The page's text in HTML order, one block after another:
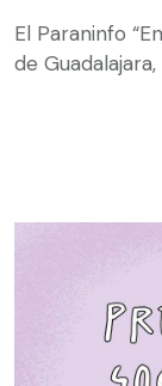
El Paraninfo
de